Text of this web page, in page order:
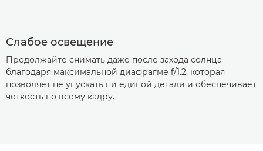
Слабое освещение
Продолжайте снимать даже после захода солнца
благодаря максимальной диафрагме f/1.2, которая
позволяет не упускать ни единой детали и обеспечивает
четкость по всему кадру.